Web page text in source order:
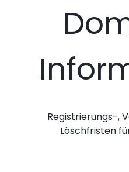
Registrierungs-,
Löschfristen